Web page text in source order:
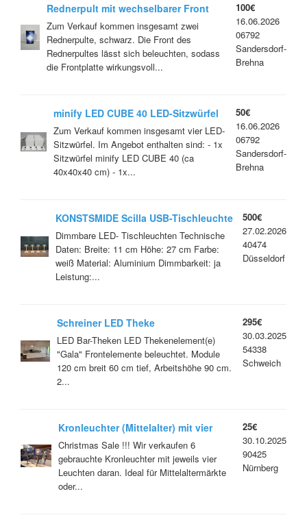
Rednerpult mit wechselbarer Front
und LED-Beleuchtung
Zum Verkauf kommen insgesamt zwei
Rednerpulte, schwarz. Die Front des
Rednerpultes lässt sich beleuchten, sodass
die Frontplatte wirkungsvoll...
100€
16.06.2026
06792
Sandersdorf-
Brehna
minify LED CUBE 40 LED-Sitzwürfel
mit Akku
Zum Verkauf kommen insgesamt vier LED-
Sitzwürfel. Im Angebot enthalten sind: - 1x
Sitzwürfel minify LED CUBE 40 (ca
40x40x40 cm) - 1x...
50€
16.06.2026
06792
Sandersdorf-
Brehna
KONSTSMIDE Scilla USB-Tischleuchte
weiß
Dimmbare LED- Tischleuchten Technische
Daten: Breite: 11 cm Höhe: 27 cm Farbe:
weiß Material: Aluminium Dimmbarkeit: ja
Leistung:...
500€
27.02.2026
40474
Düsseldorf
Schreiner LED Theke
LED Bar-Theken LED Thekenelement(e)
"Gala" Frontelemente beleuchtet. Module
120 cm breit 60 cm tief, Arbeitshöhe 90 cm.
2...
295€
30.03.2025
54338
Schweich
Kronleuchter (Mittelalter) mit vier
Leuchten dunkelrot
Christmas Sale !!! Wir verkaufen 6
gebrauchte Kronleuchter mit jeweils vier
Leuchten daran. Ideal für Mittelaltermärkte
oder...
25€
30.10.2025
90425
Nürnberg